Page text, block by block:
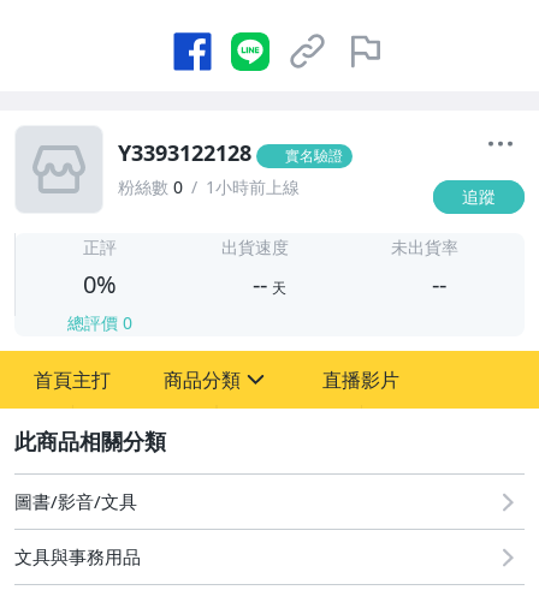
Y3393122128 實名驗證
粉絲數 0 1小時前上線 追蹤
正評
0%
總評價 0
出貨速度
-- 天
未出貨率
--
首頁主打 商品分類
圖書/影音/文具
古董、藝術與礦石
直播影片
圖書/影音/文具
文具與事務用品